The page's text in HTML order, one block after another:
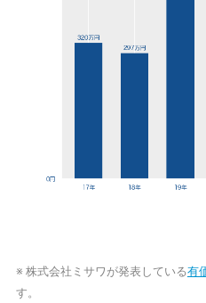
※ 株式会社ミサワが発表している有
す。